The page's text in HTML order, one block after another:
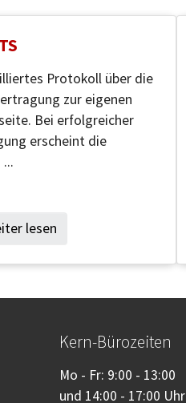
Protokoll über die
zur eigenen
Bei erfolgreicher
erscheint die
lesen
Kern-Bürozeiten
Mo - Fr: 9:00 - 13:00
und 14:00 - 17:00 Uhr